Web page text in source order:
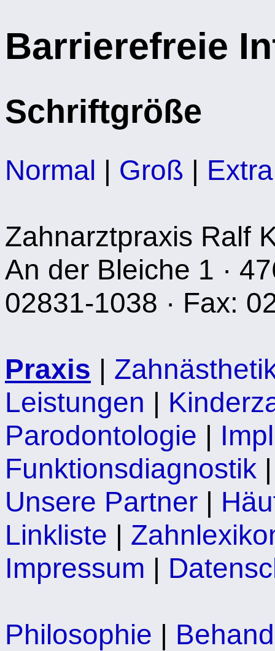
Barrierefreie
Schriftgröße
Normal | Groß |
Zahnarztpraxis Ralf
An der Bleiche 1 ·
02831-1038 · Fax:
Praxis |
Leistungen |
Parodontologie |
Funktionsdiagnostik
Unsere Partner |
Linkliste |
Impressum |
Philosophie |